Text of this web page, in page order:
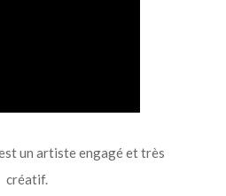
un artiste engagé et très
créatif.